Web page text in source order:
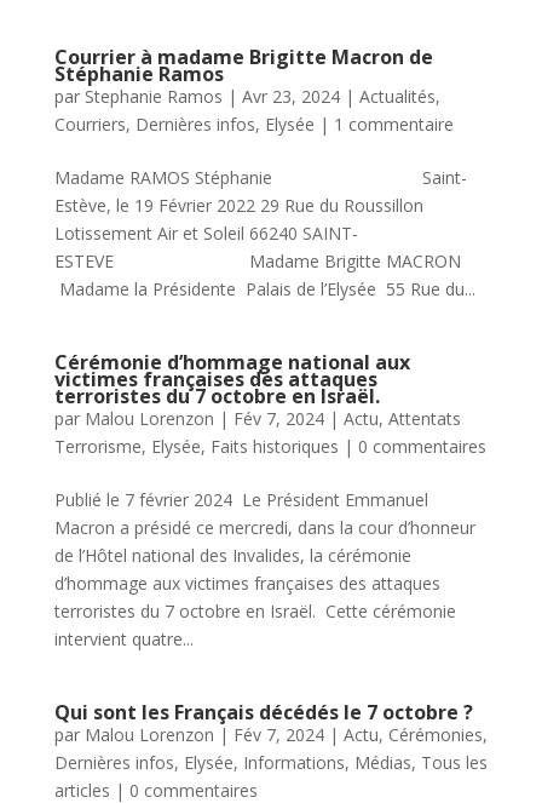
Courrier à madame Brigitte Macron de
Stéphanie Ramos
par Stephanie Ramos | Avr 23, 2024| Actualités,
Courriers, Dernières infos, Elysée | 1 commentaire
Madame RAMOS Stéphanie Saint-
Estève, le 19 Février 2022 29 Rue du Roussillon
Lotissement Air et Soleil 66240 SAINT-
ESTEVE Madame Brigitte MACRON
Madame la Présidente Palais de l’Elysée 55 Rue du...
Cérémonie d’hommage national aux
victimes françaises des attaques
terroristes du 7 octobre en Israël.
par Malou Lorenzon | Fév 7, 2024| Actu, Attentats
Terrorisme, Elysée, Faits historiques | 0 commentaires
Publié le 7 février 2024 Le Président Emmanuel
Macron a présidé ce mercredi, dans la cour d’honneur
de l’Hôtel national des Invalides, la cérémonie
d’hommage aux victimes françaises des attaques
terroristes du 7 octobre en Israël. Cette cérémonie
intervient quatre...
Qui sont les Français décédés le 7 octobre ?
par Malou Lorenzon | Fév 7, 2024| Actu, Cérémonies,
Dernières infos, Elysée, Informations, Médias, Tous les
articles | 0 commentaires